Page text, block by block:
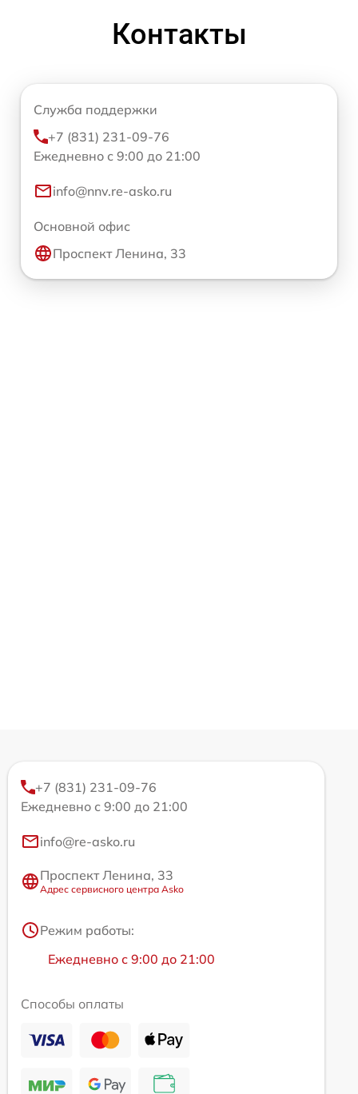
Контакты
Служба поддержки
+7 (831) 231-09-76
Ежедневно с 9:00 до 21:00
info@nnv.re-asko.ru
Основной офис
Проспект Ленина, 33
+7 (831) 231-09-76
Ежедневно с 9:00 до 21:00
info@re-asko.ru
Проспект Ленина, 33
Адрес сервисного центра Asko
Режим работы:
Ежедневно с 9:00 до 21:00
Способы оплаты